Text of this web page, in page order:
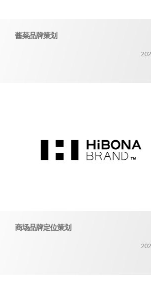
酱菜品牌策划
商场品牌定位策划